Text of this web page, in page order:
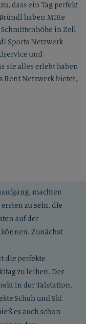
dass ein Tag perfekt
haben Mitte
in Zell
Sports Netzwerk
und
sie alles erlebt haben
Rent Netzwerk bietet,
machten
zu sein, die
auf der
Zunächst
die perfekte
zu leihen. Der
in der Talstation.
Schuh und Ski
es auch schon